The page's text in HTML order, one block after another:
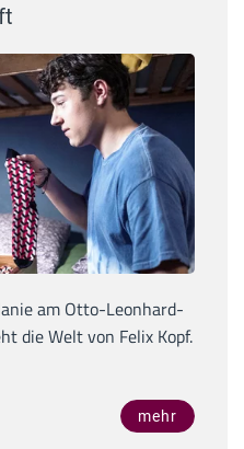
am Otto-Leonhard-
die Welt von Felix Kopf.
mehr